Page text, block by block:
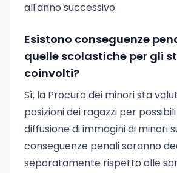
all'anno successivo.
Esistono conseguenze
quelle scolastiche per gli
coinvolti?
Sì, la Procura dei minori sta
posizioni dei ragazzi per
diffusione di immagini di minori
conseguenze penali saranno
separatamente rispetto alle